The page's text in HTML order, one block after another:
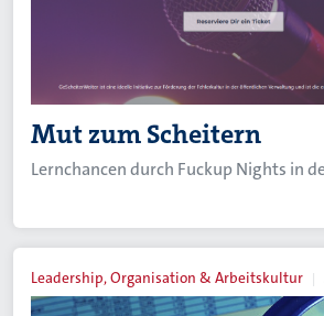
Mut zum Scheitern
Lernchancen durch Fuckup Nights in
Leadership, Organisation & Arbeitskultur